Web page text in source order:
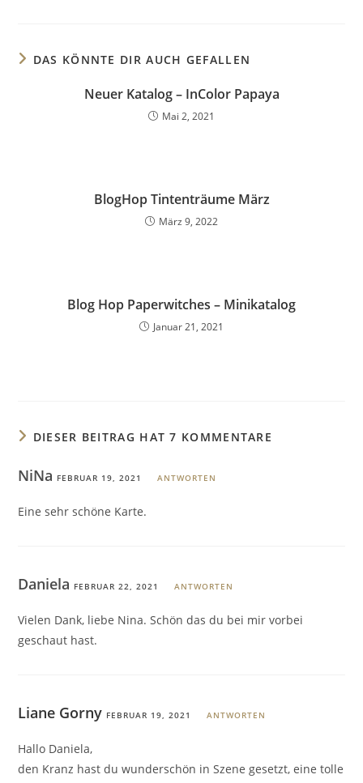
DAS KÖNNTE DIR AUCH GEFALLEN
Neuer Katalog – InColor Papaya
Mai 2, 2021
BlogHop Tintenträume März
März 9, 2022
Blog Hop Paperwitches – Minikatalog
Januar 21, 2021
DIESER BEITRAG HAT 7 KOMMENTARE
NiNa FEBRUAR 19, 2021 ANTWORTEN
Eine sehr schöne Karte.
Daniela FEBRUAR 22, 2021 ANTWORTEN
Vielen Dank, liebe Nina. Schön das du bei mir vorbei
geschaut hast.
Liane Gorny FEBRUAR 19, 2021 ANTWORTEN
Hallo Daniela,
den Kranz hast du wunderschön in Szene gesetzt, eine tolle